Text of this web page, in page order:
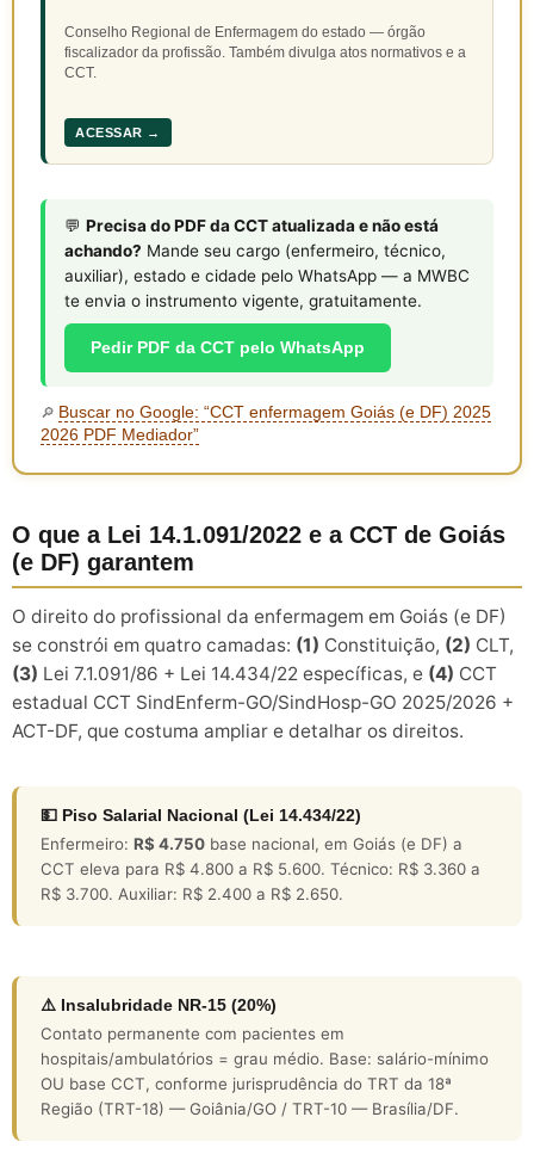
Conselho Regional de Enfermagem do estado — órgão
fiscalizador da profissão. Também divulga atos normativos e a
CCT.
ACESSAR →
💬 Precisa do PDF da CCT atualizada e não está
achando? Mande seu cargo (enfermeiro, técnico,
auxiliar), estado e cidade pelo WhatsApp — a MWBC
te envia o instrumento vigente, gratuitamente.
Pedir PDF da CCT pelo WhatsApp
🔎 Buscar no Google: “CCT enfermagem Goiás (e DF) 2025
2026 PDF Mediador”
O que a Lei 14.1.091/2022 e a CCT de Goiás
(e DF) garantem
O direito do profissional da enfermagem em Goiás (e DF)
se constrói em quatro camadas: (1) Constituição, (2) CLT,
(3) Lei 7.1.091/86 + Lei 14.434/22 específicas, e (4) CCT
estadual CCT SindEnferm-GO/SindHosp-GO 2025/2026 +
ACT-DF, que costuma ampliar e detalhar os direitos.
💵 Piso Salarial Nacional (Lei 14.434/22)
Enfermeiro: R$ 4.750 base nacional, em Goiás (e DF) a
CCT eleva para R$ 4.800 a R$ 5.600. Técnico: R$ 3.360 a
R$ 3.700. Auxiliar: R$ 2.400 a R$ 2.650.
⚠️ Insalubridade NR-15 (20%)
Contato permanente com pacientes em
hospitais/ambulatórios = grau médio. Base: salário-mínimo
OU base CCT, conforme jurisprudência do TRT da 18ª
Região (TRT-18) — Goiânia/GO / TRT-10 — Brasília/DF.